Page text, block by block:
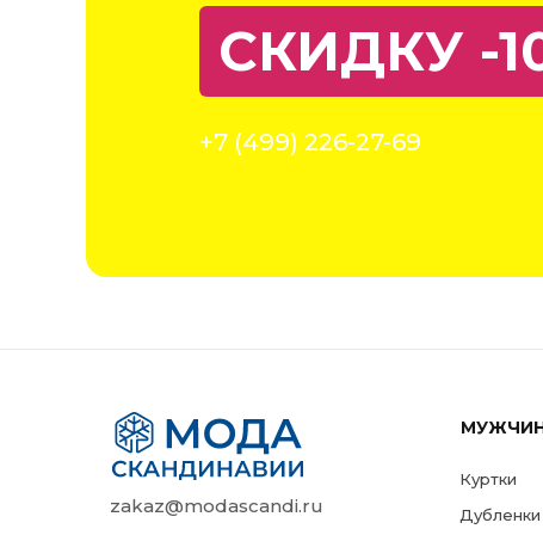
+7 (499) 226-27-69
СКИДКУ -
zakaz@modascandi.ru
Куртки
Дубленки